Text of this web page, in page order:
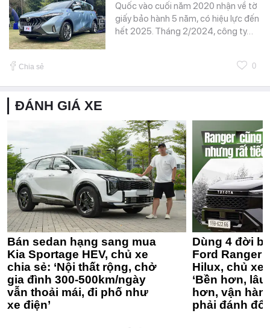
Quốc vào cuối năm 2020 nhận về tờ
giấy bảo hành 5 năm, có hiệu lực đến
hết 2025. Tháng 2/2024, công ty…
Chia sẻ 0
ĐÁNH GIÁ XE
Bán sedan hạng sang mua
Kia Sportage HEV, chủ xe
chia sẻ: ‘Nội thất rộng, chở
gia đình 300-500km/ngày
vẫn thoải mái, đi phố như
xe điện’
Dùng 4 đời
Ford Ranger
Hilux, chủ xe
‘Bền hơn,
hơn, vận
phải đánh